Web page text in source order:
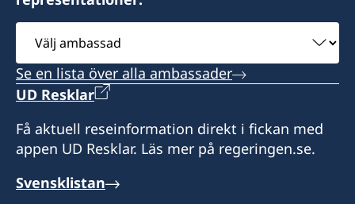
Pris: 231 DKK
Kto: 4394 – 4394145122
Inbetalningen markeras med namn samt j.nr
12-1372.
Klaus Kisum Kjær
Marie Louise Frederiksen
Honorärkonsul
Lone Rømø
Honorärkonsul
Jens Hempel-Hansen
Konsulatet tar emot besök enligt
överenskommelse – ring eller sänd en e-post
och avtala tid inför ditt besök.
Honorärkonsul
Jacob Bjerring-Hansen
Postmoga 164 FO-110
Tórshavn
Färöarna
Måndag-fredag kl. 09.00 - 12.00, samt 13.30 -
Honorär generalkonsul
Birgit á Heygum
Välj
ambassad
Se en lista över alla ambassader
UD Resklar
Få aktuell reseinformation direkt i fickan med
appen UD Resklar. Läs mer på regeringen.se.
Svensklistan